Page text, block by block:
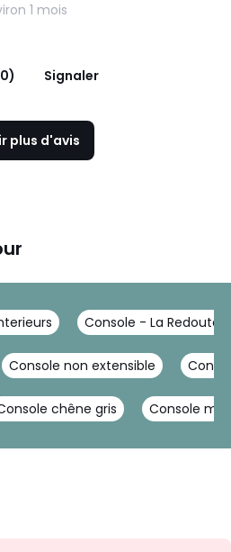
1 mois
Signaler
plus d'avis
Console - La Redoute
Console non extensible
chêne gris Console